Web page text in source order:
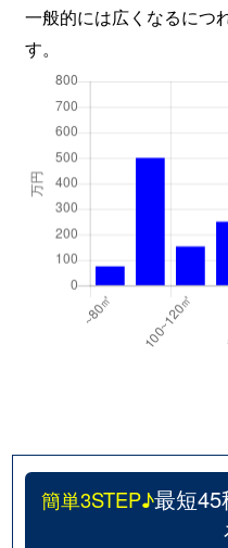
一般的には広くなるにつ
す。
簡単3STEP♪最短